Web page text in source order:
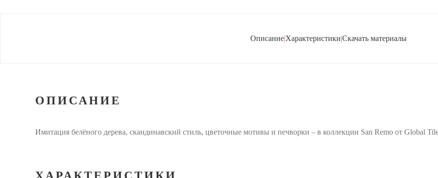
Описание|Характеристики|Скачать материалы
ОПИСАНИЕ
Имитация белёного дерева, скандинавский стиль, цветочные мотивы и печворки – в коллекции San Remo от Global